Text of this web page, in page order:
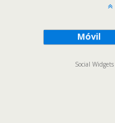
Móvil
Social Widgets